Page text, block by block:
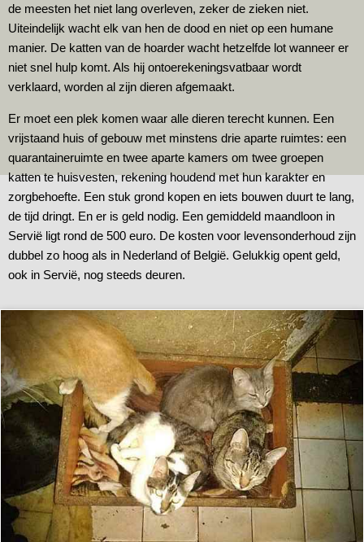
de meesten het niet lang overleven, zeker de zieken niet.
Uiteindelijk wacht elk van hen de dood en niet op een humane
manier. De katten van de hoarder wacht hetzelfde lot wanneer er
niet snel hulp komt. Als hij ontoerekeningsvatbaar wordt
verklaard, worden al zijn dieren afgemaakt.
Er moet een plek komen waar alle dieren terecht kunnen. Een
vrijstaand huis of gebouw met minstens drie aparte ruimtes: een
quarantaineruimte en twee aparte kamers om twee groepen
katten te huisvesten, rekening houdend met hun karakter en
zorgbehoefte. Een stuk grond kopen en iets bouwen duurt te lang,
de tijd dringt. En er is geld nodig. Een gemiddeld maandloon in
Servië ligt rond de 500 euro. De kosten voor levensonderhoud zijn
dubbel zo hoog als in Nederland of België. Gelukkig opent geld,
ook in Servië, nog steeds deuren.